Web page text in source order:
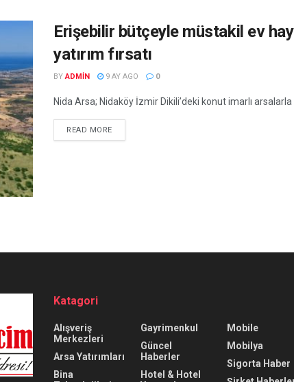
Erişebilir bütçeyle müstakil ev
yatırım fırsatı
BY ADMIN 9 AY AGO 0
Nida Arsa; Nidaköy İzmir Dikili’deki konut imarlı arsalarla
READ MORE
Katagori
Alışveriş
Merkezleri
Arsa Yatırımları
Bina
Gayrimenkul
Güncel
Haberler
Hotel & Hotel
Mobile
Mobilya
Sigorta Haber